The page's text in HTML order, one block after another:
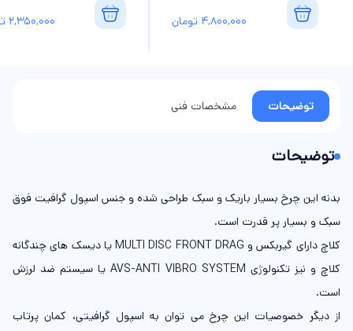
4,800,000 تومان 2,350,000
توضیحات مشخصات فنی
توضیحات
بدنه این چرخ بسیار باریک و سبک طراحی شده و جنس اسپول گرافیت فوق
سبک و بسیار پر قدرت است.
کلاچ دارای گیربکس و MULTI DISC FRONT DRAG یا دیسک های چندگانه
کلاچ و نیز تکنولوژی AVS-ANTI VIBRO SYSTEM یا سیستم ضد لرزش
است.
از دیگر خصوصیات این چرخ می توان به اسپول گرافیتی، کمان پرتاب